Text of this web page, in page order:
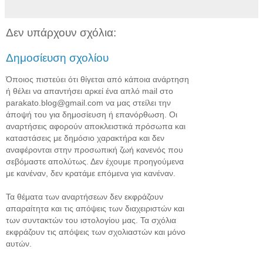
Δεν υπάρχουν σχόλια:
Δημοσίευση σχολίου
Όποιος πιστεύει ότι θίγεται από κάποια ανάρτηση
ή θέλει να απαντήσει αρκεί ένα απλό mail στο
parakato.blog@gmail.com να μας στείλει την
άποψή του για δημοσίευση ή επανόρθωση. Οι
αναρτήσεις αφορούν αποκλειστικά πρόσωπα και
καταστάσεις με δημόσιο χαρακτήρα και δεν
αναφέρονται στην προσωπική ζωή κανενός που
σεβόμαστε απολύτως. Δεν έχουμε προηγούμενα
με κανέναν, δεν κρατάμε επόμενα για κανέναν.
Τα θέματα των αναρτήσεων δεν εκφράζουν
απαραίτητα και τις απόψεις των διαχειριστών και
των συντακτών του ιστολογίου μας. Τα σχόλια
εκφράζουν τις απόψεις των σχολιαστών και μόνο
αυτών.